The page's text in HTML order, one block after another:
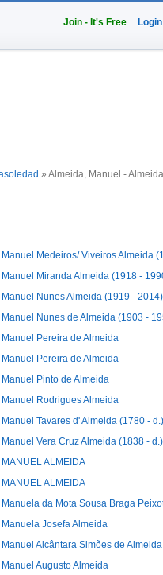
Join - It's Free Login
» Almeida, Manuel -
Manuel Medeiros/ Viveiros Almeida
Manuel Miranda Almeida (1918 -
Manuel Nunes Almeida (1919 - 2014)
Manuel Nunes de Almeida (1903 -
Manuel Pereira de Almeida
Manuel Pereira de Almeida
Manuel Pinto de Almeida
Manuel Rodrigues Almeida
Manuel Tavares d' Almeida (1780 - d.)
Manuel Vera Cruz Almeida (1838 - d.)
MANUEL ALMEIDA
MANUEL ALMEIDA
Manuela da Mota Sousa Braga
Manuela Josefa Almeida
Manuel Alcântara Simões de
Manuel Augusto Almeida